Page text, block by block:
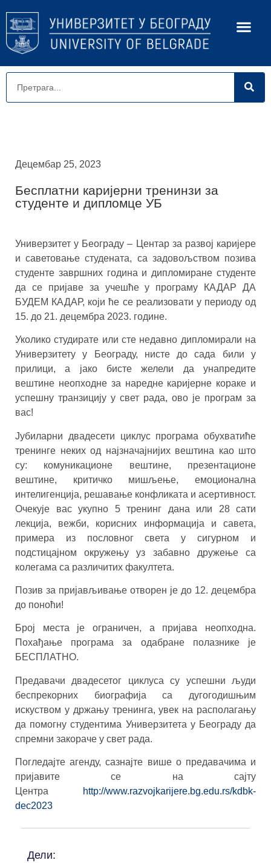
Децембар 25, 2023
Бесплатни каријерни тренинзи за
студенте и дипломце УБ
Универзитет у Београду – Центар за развој каријере
и саветовање студената, са задовољством позива
студенте завршних година и дипломиране студенте
да се пријаве за учешће у програму КАДАР ДА
БУДЕМ КАДАР, који ће се реализовати у периоду од
15. до 21. децембра 2023. године.
Уколико студирате или сте недавно дипломирали на
Универзитету у Београду, нисте до сада били у
прилици, а јако бисте желели да унапредите
вештине неопходне за наредне каријерне кораке и
успешну транзицију у свет рада, ово је програм за
вас!
Јубиларни двадесети циклус програма обухватиће
тренинге неких од најзначајнијих вештина као што
су: комуникационе вештине, презентационе
вештине, критичко мишљење, емоционална
интелигенција, решавање конфликата и асертивност.
Очекује вас укупно 5 тренинг дана или 28 сати
лекција, вежби, корисних информација и савета,
примера из пословног света у сигурном и
подстицајном окружењу уз забавно дружење са
колегама са различитих факултета.
Позив за пријављивање отворен је до 12. децембра
до поноћи!
Број места је ограничен, а пријава неопходна.
Похађање програма за одабране полазнике је
БЕСПЛАТНО.
Предавачи двадесетог циклуса су успешни људи
беспрекорних биографија са дугогодишњим
искуством у држању тренинга, увек на располагању
да помогну студентима Универзитета у Београду да
спремни закораче у свет рада.
Погледајте агенду, сазнајте више о предавачима и
пријавите се на сајту
Центра
http://www.razvojkarijere.bg.edu.rs/kdbk-
dec2023
Дели: